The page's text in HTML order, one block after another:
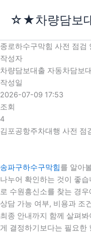
로
건
너
뛰
기
☆★차량담보
종로하수구막힘 사전 점
작성자
차량담보대출 자동차담보
작성일
2026-07-09 17:53
조회
4
김포공항주차대행 사전
송파구하수구막힘를 알아
나누어 확인하는 것이 좋
로 수원흥신소를 찾는 경
상담 가능 여부, 비용과 조
최종 안내까지 함께 살펴
게 결정하기보다는 필요한